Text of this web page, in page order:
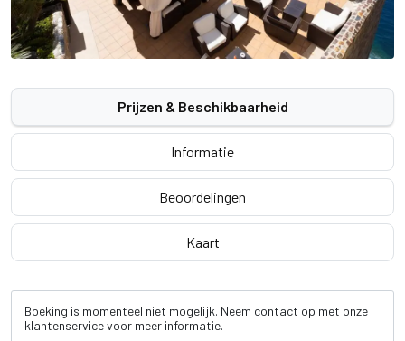
Prijzen & Beschikbaarheid
Informatie
Beoordelingen
Kaart
Boeking is momenteel niet mogelijk. Neem contact op met onze
klantenservice voor meer informatie.